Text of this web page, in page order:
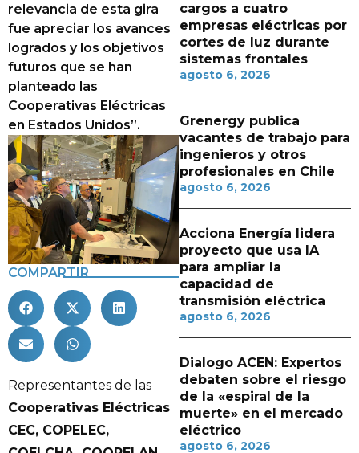
relevancia de esta gira
fue apreciar los avances
logrados y los objetivos
futuros que se han
planteado las
Cooperativas Eléctricas
en Estados Unidos”.
COMPARTIR
Representantes de las
Cooperativas Eléctricas
CEC, COPELEC,
cargos a cuatro
empresas eléctricas por
cortes de luz durante
sistemas frontales
agosto 6, 2026
Grenergy publica
vacantes de trabajo para
ingenieros y otros
profesionales en Chile
agosto 6, 2026
Acciona Energía lidera
proyecto que usa IA
para ampliar la
capacidad de
transmisión eléctrica
agosto 6, 2026
Dialogo ACEN: Expertos
debaten sobre el riesgo
de la «espiral de la
muerte» en el mercado
eléctrico
agosto 6, 2026